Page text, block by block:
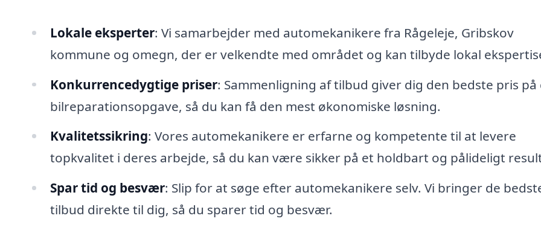
Lokale eksperter: Vi samarbejder med automekanikere fra Rågeleje, Gribskov
kommune og omegn, der er velkendte med området og kan tilbyde lokal
Konkurrencedygtige priser: Sammenligning af tilbud giver dig den bedste pris på
bilreparationsopgave, så du kan få den mest økonomiske løsning.
Kvalitetssikring: Vores automekanikere er erfarne og kompetente til at levere
topkvalitet i deres arbejde, så du kan være sikker på et holdbart og pålideligt
Spar tid og besvær: Slip for at søge efter automekanikere selv. Vi bringer de
tilbud direkte til dig, så du sparer tid og besvær.